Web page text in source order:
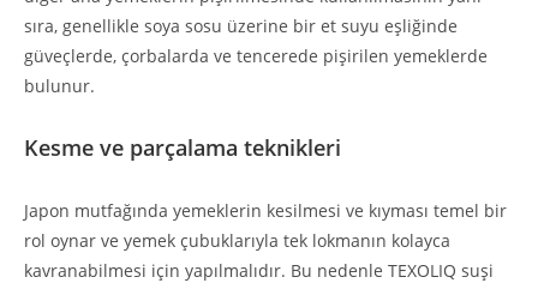
sıra, genellikle soya sosu üzerine bir et suyu eşliğinde
güveçlerde, çorbalarda ve tencerede pişirilen yemeklerde
bulunur.
Kesme ve parçalama teknikleri
Japon mutfağında yemeklerin kesilmesi ve kıyması temel bir
rol oynar ve yemek çubuklarıyla tek lokmanın kolayca
kavranabilmesi için yapılmalıdır. Bu nedenle TEXOLIQ suşi